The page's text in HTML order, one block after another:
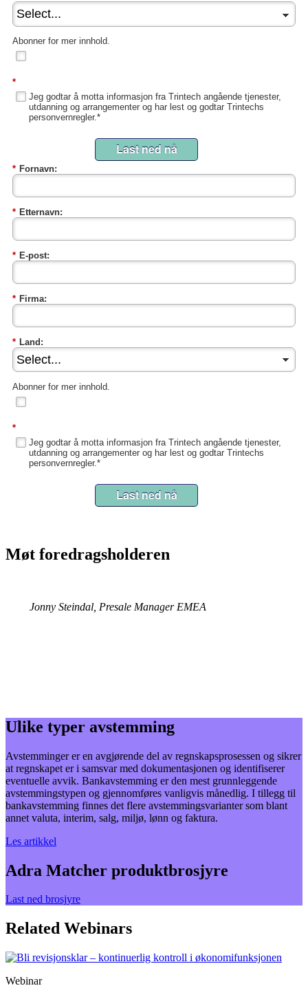
Abonner for mer innhold.
*
Jeg godtar å motta informasjon fra Trintech angående tjenester,
utdanning og arrangementer og har lest og godtar Trintechs
personvernregler.*
Last ned nå
* Fornavn:
* Etternavn:
* E-post:
* Firma:
* Land:
Abonner for mer innhold.
*
Jeg godtar å motta informasjon fra Trintech angående tjenester,
utdanning og arrangementer og har lest og godtar Trintechs
personvernregler.*
Last ned nå
Møt foredragsholderen
Jonny Steindal, Presale Manager EMEA
Ulike typer avstemming
Avstemminger er en avgjørende del av regnskapsprosessen og sikrer
at regnskapet er i samsvar med dokumentasjonen og identifiserer
eventuelle avvik. Bankavstemming er den mest grunnleggende
avstemmingstypen og gjennomføres vanligvis månedlig. I tillegg til
bankavstemming finnes det flere avstemmingsvarianter som blant
annet valuta, interim, salg, miljø, lønn og faktura.
Les artikkel
Adra Matcher produktbrosjyre
Last ned brosjyre
Related Webinars
Webinar